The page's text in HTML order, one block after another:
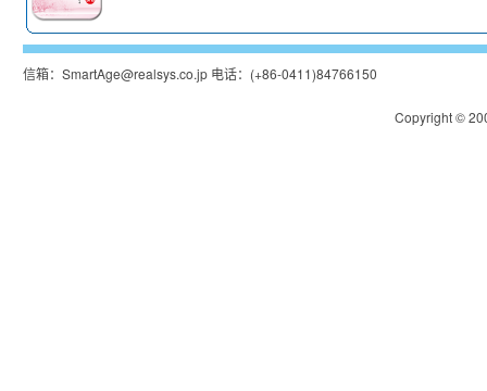
信箱：SmartAge@realsys.co.jp 电话： (+86-0411)84766150
Copyright ©